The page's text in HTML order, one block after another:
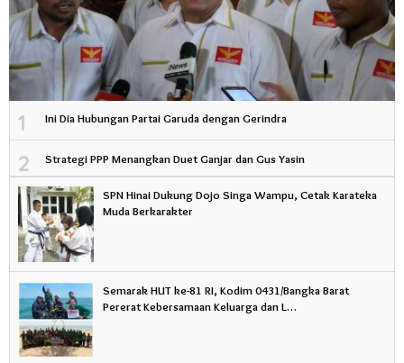
1 Ini Dia Hubungan Partai Garuda dengan Gerindra
2 Strategi PPP Menangkan Duet Ganjar dan Gus Yasin
SPN Hinai Dukung Dojo Singa Wampu, Cetak Karateka
Muda Berkarakter
Semarak HUT ke-81 RI, Kodim 0431/Bangka Barat
Pererat Kebersamaan Keluarga dan L…